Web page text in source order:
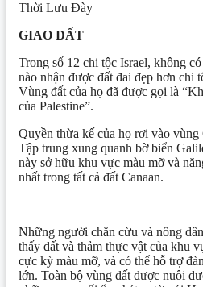
Thời Lưu Đày
GIAO ĐẤT
Trong số 12 chi tộc Israel, không
nào nhận được đất đai đẹp hơn chi
Vùng đất của họ đã được gọi là
của Palestine”.
Quyền thừa kế của họ rơi vào vùng
Tập trung xung quanh bờ biển
này sở hữu khu vực màu mỡ và
nhất trong tất cả đất Canaan.
Những người chăn cừu và nông
thấy đất và thảm thực vật của khu
cực kỳ màu mỡ, và có thể hỗ trợ
lớn. Toàn bộ vùng đất được nuôi